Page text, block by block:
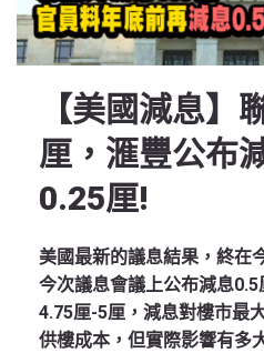
【美國減息】
厘，滙豐公布
0.25厘!
美國最新的議息結果，終在
今次議息會議上公布減息
4.75厘-5厘，減息對樓市最
供樓成本，但實際影響有多